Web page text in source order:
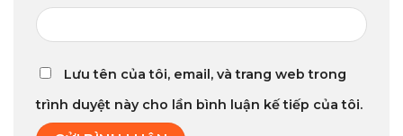
Lưu tên của tôi, email, và trang web trong
trình duyệt này cho lần bình luận kế tiếp của tôi.